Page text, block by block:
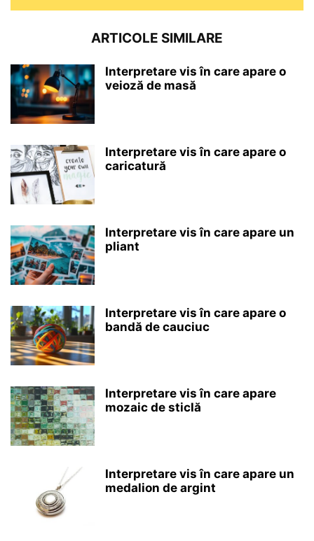
ARTICOLE SIMILARE
Interpretare vis în care apare o
veioză de masă
Interpretare vis în care apare o
caricatură
Interpretare vis în care apare un
pliant
Interpretare vis în care apare o
bandă de cauciuc
Interpretare vis în care apare
mozaic de sticlă
Interpretare vis în care apare un
medalion de argint